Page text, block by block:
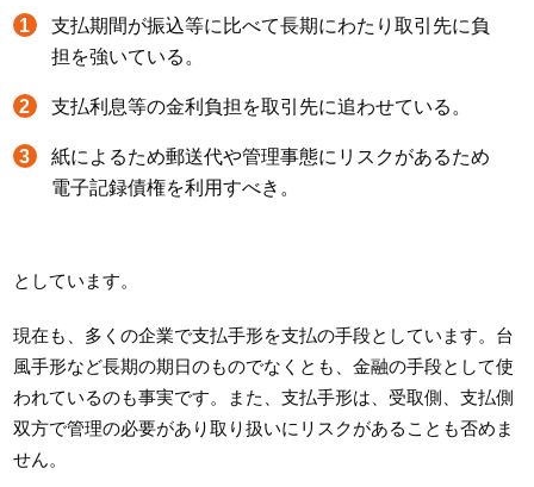
支払期間が振込等に比べて長期にわたり取引先に負
担を強いている。
支払利息等の金利負担を取引先に追わせている。
紙によるため郵送代や管理事態にリスクがあるため
電子記録債権を利用すべき。
としています。
現在も、多くの企業で支払手形を支払の手段としています。台
風手形など長期の期日のものでなくとも、金融の手段として使
われているのも事実です。また、支払手形は、受取側、支払側
双方で管理の必要があり取り扱いにリスクがあることも否めま
せん。